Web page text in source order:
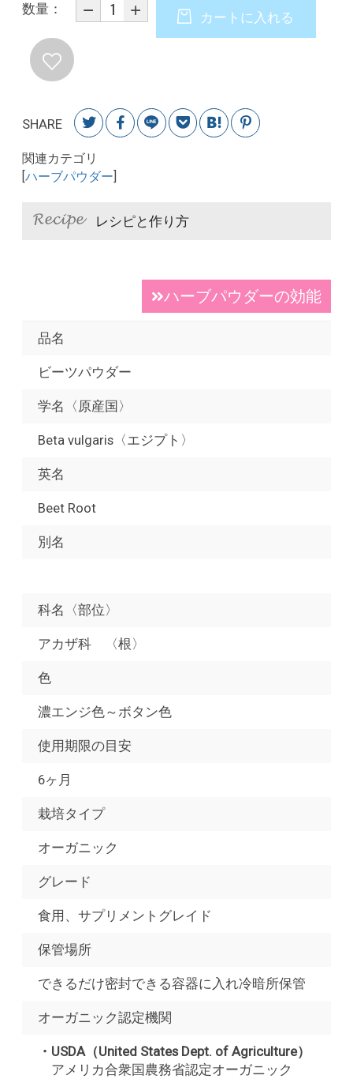
数量：
カートに入れる
SHARE
関連カテゴリ
ハーブパウダー
レシピと作り方
ハーブパウダーの効能
品名
ビーツパウダー
学名〈原産国〉
Beta vulgaris〈エジプト〉
英名
Beet Root
別名
科名〈部位〉
アカザ科 〈根〉
色
濃エンジ色～ボタン色
使用期限の目安
6ヶ月
栽培タイプ
オーガニック
グレード
食用、サプリメントグレイド
保管場所
できるだけ密封できる容器に入れ冷暗所保管
オーガニック認定機関
・USDA（United States Dept. of Agriculture）
アメリカ合衆国農務省認定オーガニック